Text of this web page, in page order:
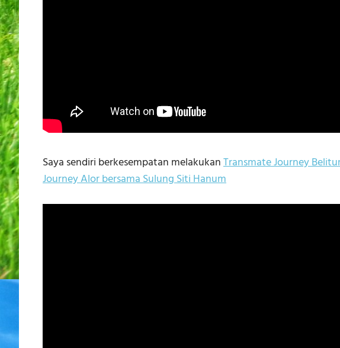
Saya sendiri berkesempatan melakukanTransmate Journey
Journey Alor bersama Sulung Siti Hanum